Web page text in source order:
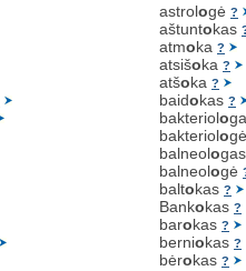
astrologė ?
aštuntokas
atmoka ?
atsišoka ?
atšoka ?
baidokas ?
bakteriolo
bakteriolo
balneolo
balneologė
baltokas ?
Bankokas ?
barokas ?
berniokas ?
bėrokas ?